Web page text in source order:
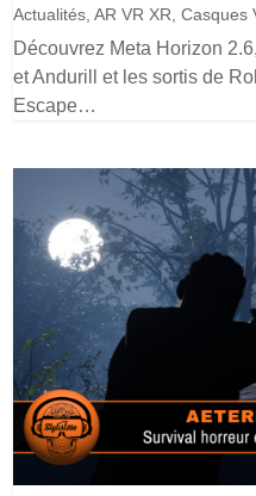
Actualités ,AR VR XR ,Casques
Découvrez Meta Horizon
et Andurill et les sortis de
Escape…